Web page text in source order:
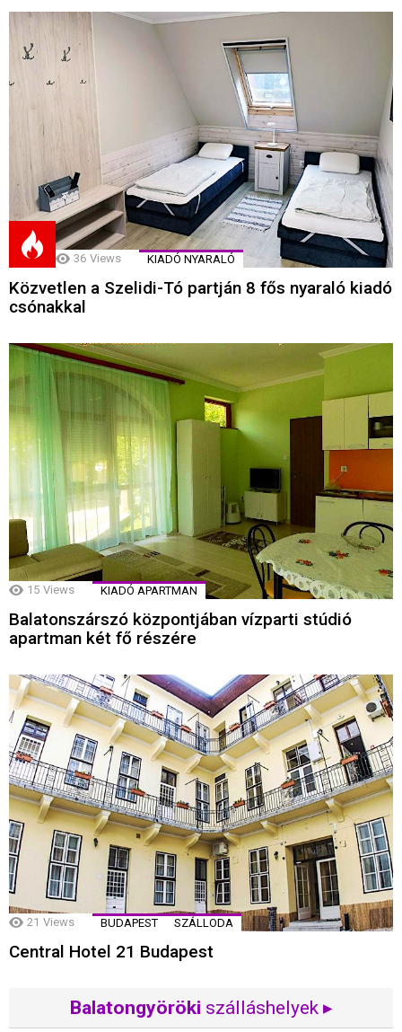
36 Views KIADÓ NYARALÓ
Közvetlen a Szelidi-Tó partján 8 fős nyaraló kiadó
csónakkal
15 Views KIADÓ APARTMAN
Balatonszárszó központjában vízparti stúdió
apartman két fő részére
21 Views BUDAPEST SZÁLLODA
Central Hotel 21 Budapest
Balatongyöröki szálláshelyek ▸